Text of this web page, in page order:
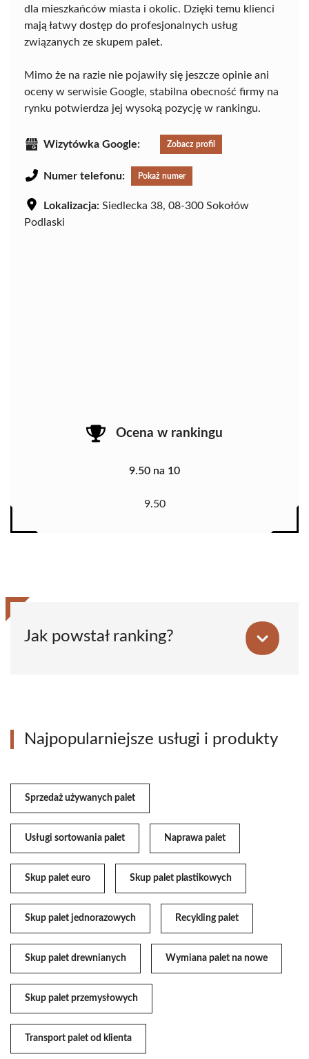
dla mieszkańców miasta i okolic. Dzięki temu klienci
mają łatwy dostęp do profesjonalnych usług
związanych ze skupem palet.
Mimo że na razie nie pojawiły się jeszcze opinie ani
oceny w serwisie Google, stabilna obecność firmy na
rynku potwierdza jej wysoką pozycję w rankingu.
Wizytówka Google: Zobacz profil
Numer telefonu: Pokaż numer
Lokalizacja: Siedlecka 38, 08-300 Sokołów
Podlaski
Ocena w rankingu
9.50 na 10
9.50
Jak powstał ranking?
Najpopularniejsze usługi i produkty
Sprzedaż używanych palet
Usługi sortowania palet Naprawa palet
Skup palet euro Skup palet plastikowych
Skup palet jednorazowych Recykling palet
Skup palet drewnianych Wymiana palet na nowe
Skup palet przemysłowych
Transport palet od klienta